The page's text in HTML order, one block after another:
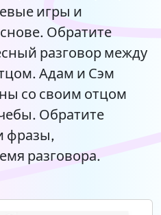
игры и
Обратите
разговор между
Адам и Сэм
со своим отцом
Обратите
фразы,
разговора.